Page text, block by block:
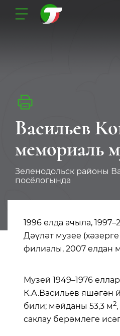
Васильев
мемориаль
Зеленодольск районы
посёлогында
1996 елда ачыла,
Дәүләт музее
филиалы, 2007 елдан
Музей 1949–1976
К.А.Васильев яшәгән
били; мәйданы 53,3 м2
саклау берәмлеге